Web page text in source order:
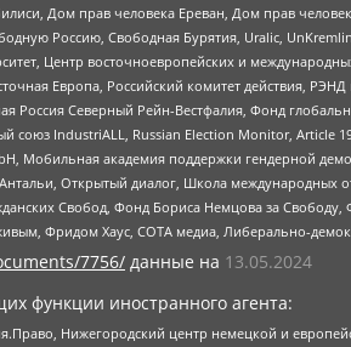
Дом прав человека Ереван, Дом прав
Россию, Свободная Бурятия, Uralic,
Центр восточноевропейских и
Европа, Российский комитет действия,
Россия Северный Рейн-Вестфалия, Фонд
союз IndustriALL, Russian Election Monitor,
Мобильная академия поддержки гендерной
Открытый диалог, Школа международных
Свобод, Фонд Бориса Немцова за
Фридом Хаус, СОТА медиа, Либерально-
7756/ данные на 13.05.2024
функции иностранного агента:
Нижегородский центр немецкой и